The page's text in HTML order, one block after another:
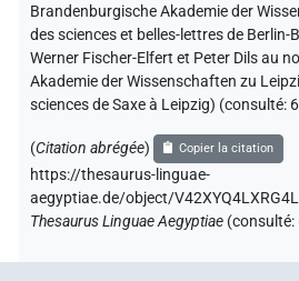
Brandenburgische Akademie der
des sciences et belles-lettres de
Werner Fischer-Elfert et Peter Dils au
Akademie der Wissenschaften zu
sciences de Saxe à Leipzig) (consulté:
(Citation abrégée) Copier la citation
https://thesaurus-linguae-
aegyptiae.de/object/
Thesaurus Linguae Aegyptiae (consulté: